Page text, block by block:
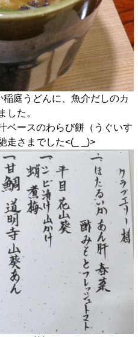
庭うどんに、魚介だしのカ
した。
ベースのわらび餅（うぐいす
走さまでした<(_ _)>